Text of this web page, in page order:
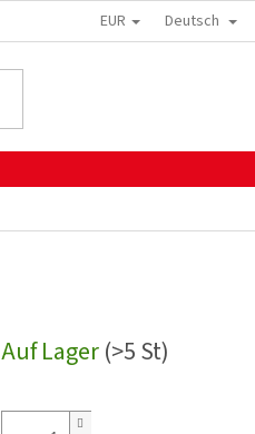
EUR Deutsch
Auf Lager(>5 St)